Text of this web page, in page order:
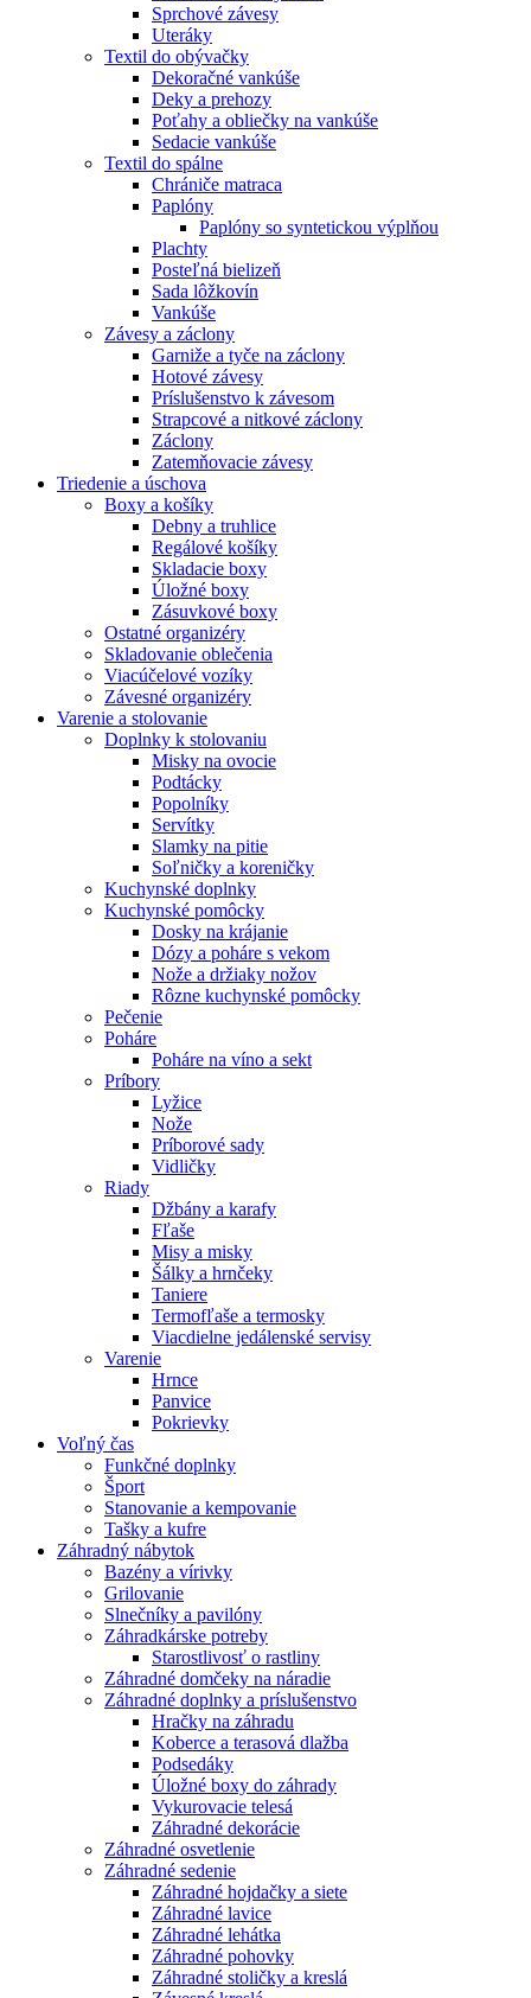
Sprchové závesy
Uteráky
Textil do obývačky
Dekoračné vankúše
Deky a prehozy
Poťahy a obliečky na vankúše
Sedacie vankúše
Textil do spálne
Chrániče matraca
Paplóny
Paplóny so syntetickou výplňou
Plachty
Posteľná bielizeň
Sada lôžkovín
Vankúše
Závesy a záclony
Garniže a tyče na záclony
Hotové závesy
Príslušenstvo k závesom
Strapcové a nitkové záclony
Záclony
Zatemňovacie závesy
Triedenie a úschova
Boxy a košíky
Debny a truhlice
Regálové košíky
Skladacie boxy
Úložné boxy
Zásuvkové boxy
Ostatné organizéry
Skladovanie oblečenia
Viacúčelové vozíky
Závesné organizéry
Varenie a stolovanie
Doplnky k stolovaniu
Misky na ovocie
Podtácky
Popolníky
Servítky
Slamky na pitie
Soľničky a koreničky
Kuchynské doplnky
Kuchynské pomôcky
Dosky na krájanie
Dózy a poháre s vekom
Nože a držiaky nožov
Rôzne kuchynské pomôcky
Pečenie
Poháre
Poháre na víno a sekt
Príbory
Lyžice
Nože
Príborové sady
Vidličky
Riady
Džbány a karafy
Fľaše
Misy a misky
Šálky a hrnčeky
Taniere
Termofľaše a termosky
Viacdielne jedálenské servisy
Varenie
Hrnce
Panvice
Pokrievky
Voľný čas
Funkčné doplnky
Šport
Stanovanie a kempovanie
Tašky a kufre
Záhradný nábytok
Bazény a vírivky
Grilovanie
Slnečníky a pavilóny
Záhradkárske potreby
Starostlivosť o rastliny
Záhradné domčeky na náradie
Záhradné doplnky a príslušenstvo
Hračky na záhradu
Koberce a terasová dlažba
Podsedáky
Úložné boxy do záhrady
Vykurovacie telesá
Záhradné dekorácie
Záhradné osvetlenie
Záhradné sedenie
Záhradné hojdačky a siete
Záhradné lavice
Záhradné lehátka
Záhradné pohovky
Záhradné stoličky a kreslá